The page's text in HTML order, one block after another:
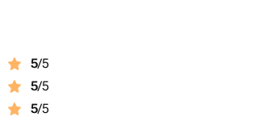
5/5
5/5
5/5